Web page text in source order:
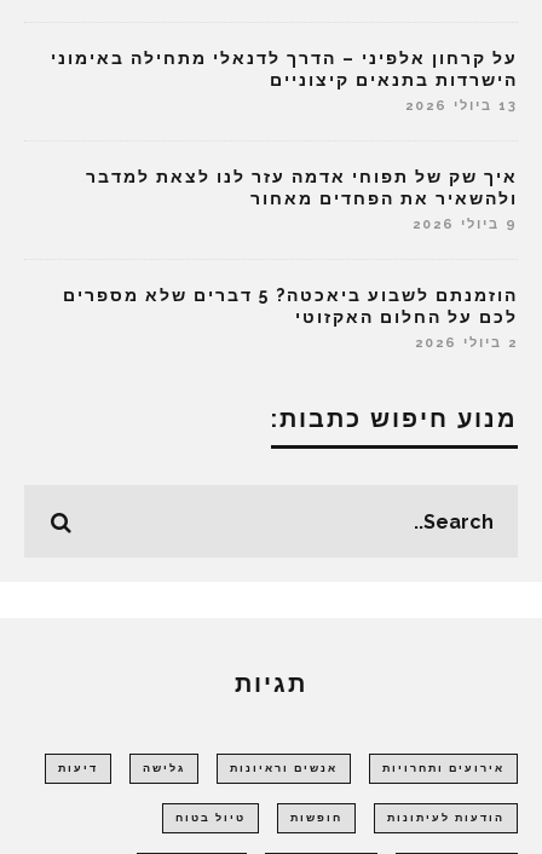
על קרחון אלפיני – הדרך לדנאלי מתחילה באימוני
הישרדות בתנאים קיצוניים
13 ביולי 2026
איך שק של תפוחי אדמה עזר לנו לצאת למדבר
ולהשאיר את הפחדים מאחור
9 ביולי 2026
הוזמנתם לשבוע ביאכטה? 5 דברים שלא מספרים
לכם על החלום האקזוטי
2 ביולי 2026
מנוע חיפוש כתבות:
תגיות
אירועים ותחרויות אנשים וראיונות גלישה דיעות
הודעות לעיתונות חופשות טיול בטוח